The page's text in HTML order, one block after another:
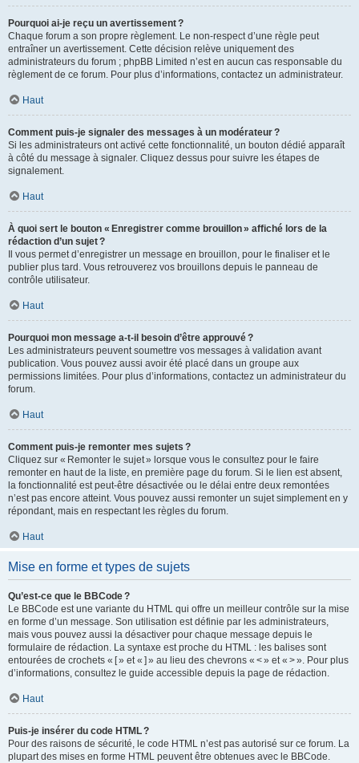
Pourquoi ai-je reçu un avertissement ?
Chaque forum a son propre règlement. Le non-respect d’une règle peut
entraîner un avertissement. Cette décision relève uniquement des
administrateurs du forum ; phpBB Limited n’est en aucun cas responsable du
règlement de ce forum. Pour plus d’informations, contactez un administrateur.
Haut
Comment puis-je signaler des messages à un modérateur ?
Si les administrateurs ont activé cette fonctionnalité, un bouton dédié apparaît
à côté du message à signaler. Cliquez dessus pour suivre les étapes de
signalement.
Haut
À quoi sert le bouton « Enregistrer comme brouillon » affiché lors de la
rédaction d’un sujet ?
Il vous permet d’enregistrer un message en brouillon, pour le finaliser et le
publier plus tard. Vous retrouverez vos brouillons depuis le panneau de
contrôle utilisateur.
Haut
Pourquoi mon message a-t-il besoin d’être approuvé ?
Les administrateurs peuvent soumettre vos messages à validation avant
publication. Vous pouvez aussi avoir été placé dans un groupe aux
permissions limitées. Pour plus d’informations, contactez un administrateur du
forum.
Haut
Comment puis-je remonter mes sujets ?
Cliquez sur « Remonter le sujet » lorsque vous le consultez pour le faire
remonter en haut de la liste, en première page du forum. Si le lien est absent,
la fonctionnalité est peut-être désactivée ou le délai entre deux remontées
n’est pas encore atteint. Vous pouvez aussi remonter un sujet simplement en y
répondant, mais en respectant les règles du forum.
Haut
Mise en forme et types de sujets
Qu’est-ce que le BBCode ?
Le BBCode est une variante du HTML qui offre un meilleur contrôle sur la mise
en forme d’un message. Son utilisation est définie par les administrateurs,
mais vous pouvez aussi la désactiver pour chaque message depuis le
formulaire de rédaction. La syntaxe est proche du HTML : les balises sont
entourées de crochets « [ » et « ] » au lieu des chevrons « < » et « > ». Pour plus
d’informations, consultez le guide accessible depuis la page de rédaction.
Haut
Puis-je insérer du code HTML ?
Pour des raisons de sécurité, le code HTML n’est pas autorisé sur ce forum. La
plupart des mises en forme HTML peuvent être obtenues avec le BBCode.